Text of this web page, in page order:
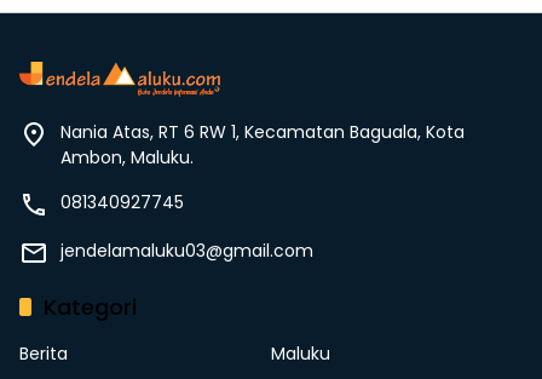
Nania Atas, RT 6 RW 1, Kecamatan Baguala, Kota
Ambon, Maluku.
081340927745
jendelamaluku03@gmail.com
Kategori
Berita
Maluku